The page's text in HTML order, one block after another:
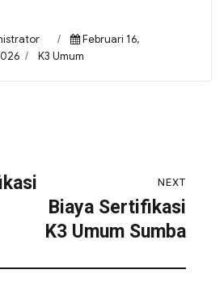
Februari 16,
K3 Umum
NEXT
Biaya Sertifikasi
K3 Umum Sumba